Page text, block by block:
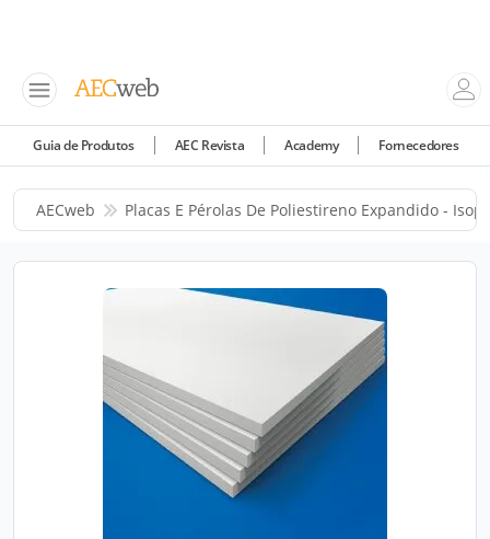
Guia de Produtos AEC Revista Academy Fornecedores
AECweb Placas E Pérolas De Poliestireno Expandido -